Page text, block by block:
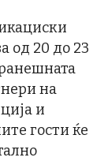
од 20 до 23
на
и
гости ќе